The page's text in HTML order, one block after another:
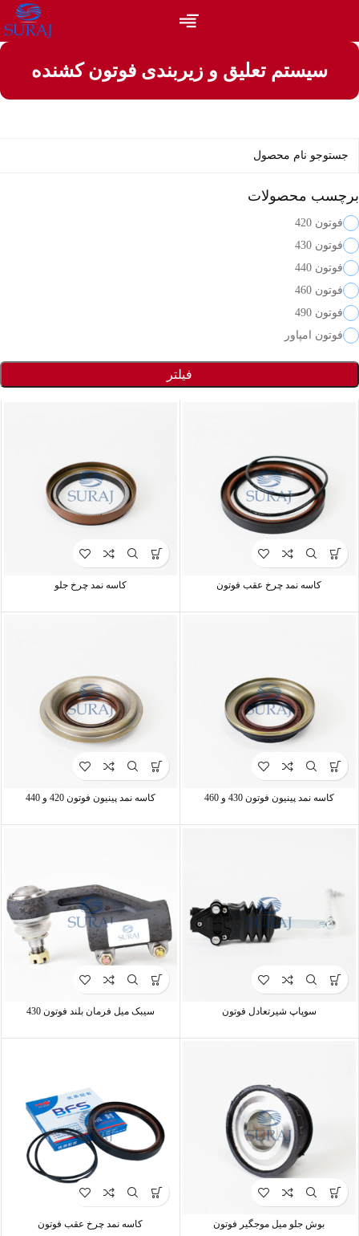
سیستم تعلیق و زیر‌بندی فوتون کشنده
برچسب محصولات
فوتون 420
فوتون 430
فوتون 440
فوتون 460
فوتون 490
فوتون امپاور
فیلتر
کاسه نمد چرخ عقب فوتون کاسه نمد چرخ جلو
کاسه نمد پینیون فوتون 430 و 460 کاسه نمد پینیون فوتون 420 و 440
سوپاپ شیرتعادل فوتون سیبک میل فرمان بلند فوتون 430
بوش جلو میل موجگیر فوتون کاسه نمد چرخ عقب فوتون